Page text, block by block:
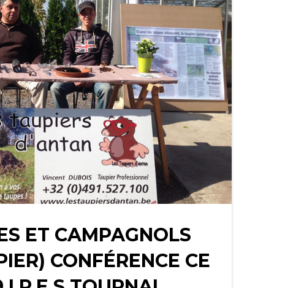
ET CAMPAGNOLS
CONFÉRENCE CE